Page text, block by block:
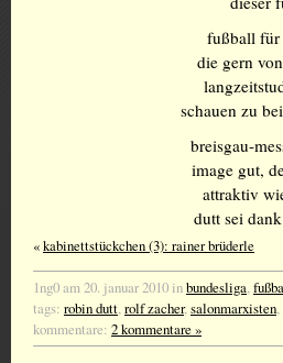
fußball für
die gern
schauen zu
breisgau-
image gut,
attraktiv
dutt sei
«kabinettstückchen (3): rainer brüderle
1ng0 am 20. januar 2010 inbundesliga,
tags: robin dutt,rolf zacher,salonmarxisten,
kommentare: 2 kommentare »